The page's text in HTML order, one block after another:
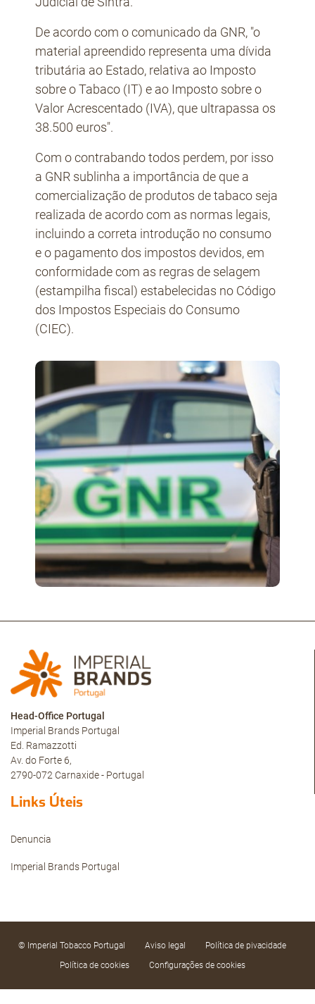
De acordo com o comunicado da GNR, "o
material apreendido representa uma dívida
tributária ao Estado, relativa ao Imposto
sobre o Tabaco (IT) e ao Imposto sobre o
Valor Acrescentado (IVA), que ultrapassa os
38.500 euros".
Com o contrabando todos perdem, por isso
a GNR sublinha a importância de que a
comercialização de produtos de tabaco seja
realizada de acordo com as normas legais,
incluindo a correta introdução no consumo
e o pagamento dos impostos devidos, em
conformidade com as regras de selagem
(estampilha fiscal) estabelecidas no Código
dos Impostos Especiais do Consumo
(CIEC).
Head-Office Portugal
Imperial Brands Portugal
Ed. Ramazzotti
Av. do Forte 6,
2790-072 Carnaxide - Portugal
Links Úteis
Denuncia
Imperial Brands Portugal
© Imperial Tobacco Portugal Aviso legal
Política de pivacidade
Política de cookies
Configurações de cookies